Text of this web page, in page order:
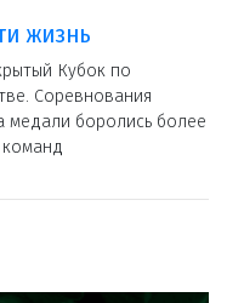
жизнь
Кубок по
Соревнования
медали боролись более
команд